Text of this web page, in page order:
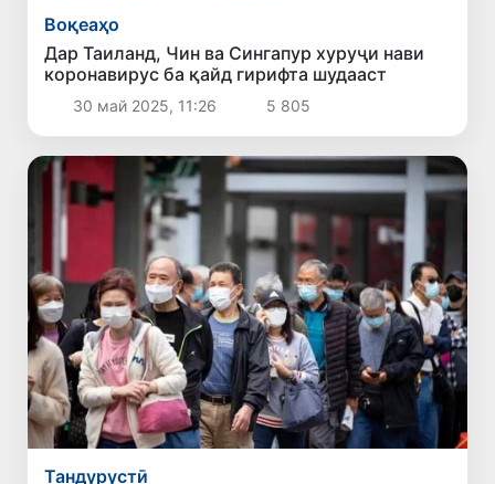
Воқеаҳо
Дар Таиланд, Чин ва Сингапур хуруҷи нави
коронавирус ба қайд гирифта шудааст
30 май 2025, 11:26 5 805
Тандурустӣ